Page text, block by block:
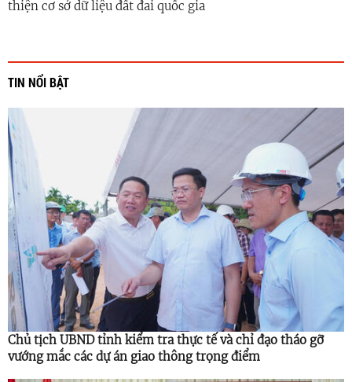
thiện cơ sở dữ liệu đất đai quốc gia
TIN NỔI BẬT
Chủ tịch UBND tỉnh kiểm tra thực tế và chỉ đạo tháo gỡ
vướng mắc các dự án giao thông trọng điểm